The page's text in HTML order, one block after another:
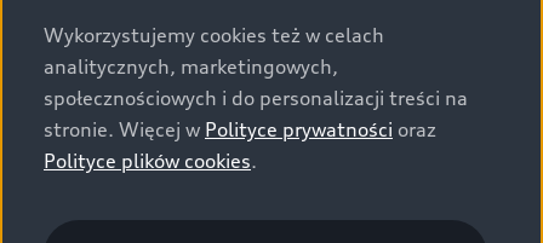
Wykorzystujemy cookies też w celach
analitycznych, marketingowych,
społecznościowych i do personalizacji treści na
stronie. Więcej w Polityce prywatności oraz
Polityce plików cookies.